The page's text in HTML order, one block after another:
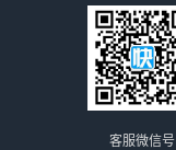
客服微信号